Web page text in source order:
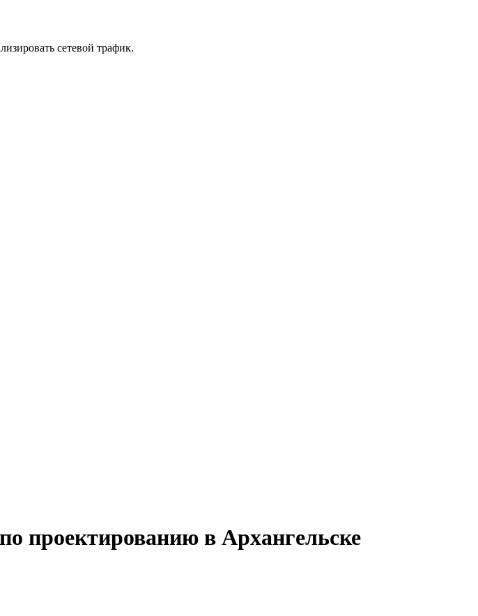
сетевой трафик.
проектированию в Архангельске